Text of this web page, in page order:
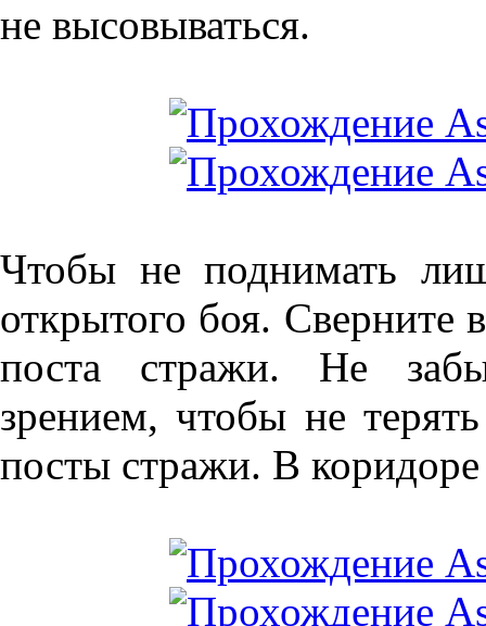
не высовываться.
Чтобы не поднимать
открытого боя. Сверните
поста стражи. Не
зрением, чтобы не
посты стражи. В